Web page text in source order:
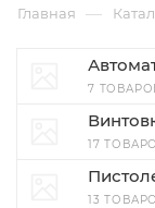
Главная —
7
17
13